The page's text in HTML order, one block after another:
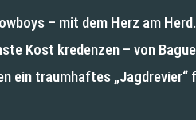
– mit dem Herz am
Kost kredenzen – von
ein traumhaftes „Jagdrevier“